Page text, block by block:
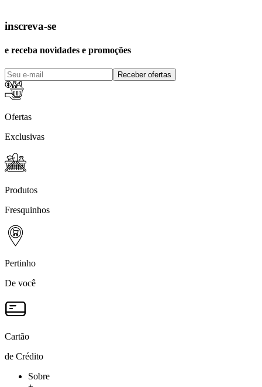
inscreva-se
e receba novidades e promoções
Receber ofertas
Ofertas
Exclusivas
Produtos
Fresquinhos
Pertinho
De você
Cartão
de Crédito
Sobre